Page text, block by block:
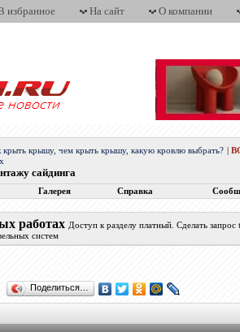
избранное На сайт О компании
крыть крышу, чем крыть крышу, какую кровлю выбрать?
сайдинга
Галерея Справка
работах Доступ к разделу платный. Сделать
систем
Поделиться…